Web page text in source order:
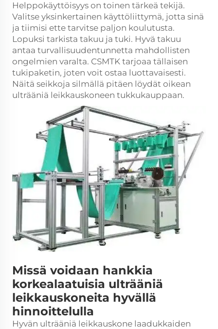
Helppokäyttöisyys on toinen tärkeä tekijä.
Valitse yksinkertainen käyttöliittymä, jotta sinä
ja tiimisi ette tarvitse paljon koulutusta.
Lopuksi tarkista takuu ja tuki. Hyvä takuu
antaa turvallisuudentunnetta mahdollisten
ongelmien varalta. CSMTK tarjoaa tällaisen
tukipaketin, joten voit ostaa luottavaisesti.
Näitä seikkoja silmällä pitäen löydät oikean
ulträäniä leikkauskoneen tukkukauppaan.
Missä voidaan hankkia
korkealaatuisia ulträäniä
leikkauskoneita hyvällä
hinnoittelulla
Hyvän ulträäniä leikkauskone laadukkaiden